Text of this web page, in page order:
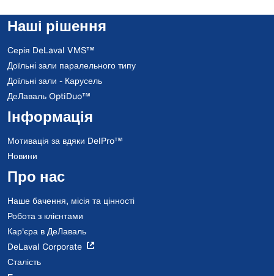
Наші рішення
Серія DeLaval VMS™
Доїльні зали паралельного типу
Доїльні зали - Карусель
ДеЛаваль OptiDuo™
Інформація
Мотивація за вдяки DelPro™
Новини
Про нас
Наше бачення, місія та цінності
Робота з клієнтами
Кар'єра в ДеЛаваль
DeLaval Corporate
Сталість